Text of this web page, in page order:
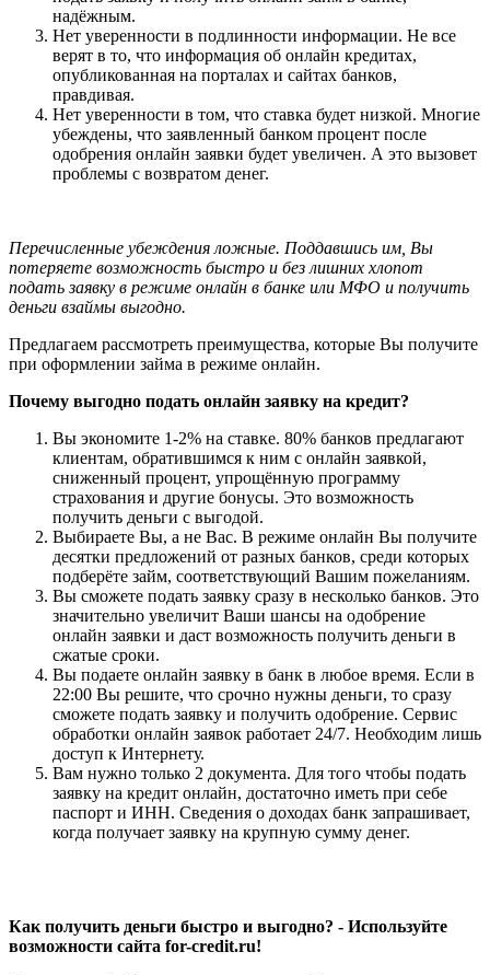
надёжным.
Нет уверенности в подлинности информации. Не все
верят в то, что информация об онлайн кредитах,
опубликованная на порталах и сайтах банков,
правдивая.
Нет уверенности в том, что ставка будет низкой. Многие
убеждены, что заявленный банком процент после
одобрения онлайн заявки будет увеличен. А это вызовет
проблемы с возвратом денег.
Перечисленные убеждения ложные. Поддавшись им, Вы
потеряете возможность быстро и без лишних хлопот
подать заявку в режиме онлайн в банке или МФО и получить
деньги взаймы выгодно.
Предлагаем рассмотреть преимущества, которые Вы получите
при оформлении займа в режиме онлайн.
Почему выгодно подать онлайн заявку на кредит?
Вы экономите 1-2% на ставке. 80% банков предлагают
клиентам, обратившимся к ним с онлайн заявкой,
сниженный процент, упрощённую программу
страхования и другие бонусы. Это возможность
получить деньги с выгодой.
Выбираете Вы, а не Вас. В режиме онлайн Вы получите
десятки предложений от разных банков, среди которых
подберёте займ, соответствующий Вашим пожеланиям.
Вы сможете подать заявку сразу в несколько банков. Это
значительно увеличит Ваши шансы на одобрение
онлайн заявки и даст возможность получить деньги в
сжатые сроки.
Вы подаете онлайн заявку в банк в любое время. Если в
22:00 Вы решите, что срочно нужны деньги, то сразу
сможете подать заявку и получить одобрение. Сервис
обработки онлайн заявок работает 24/7. Необходим лишь
доступ к Интернету.
Вам нужно только 2 документа. Для того чтобы подать
заявку на кредит онлайн, достаточно иметь при себе
паспорт и ИНН. Сведения о доходах банк запрашивает,
когда получает заявку на крупную сумму денег.
Как получить деньги быстро и выгодно? - Используйте
возможности сайта for-credit.ru!